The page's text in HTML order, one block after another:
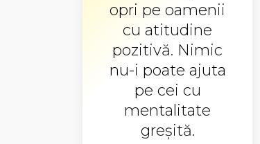
opri pe oamenii
cu atitudine
pozitivă. Nimic
nu-i poate ajuta
pe cei cu
mentalitate
greșită.